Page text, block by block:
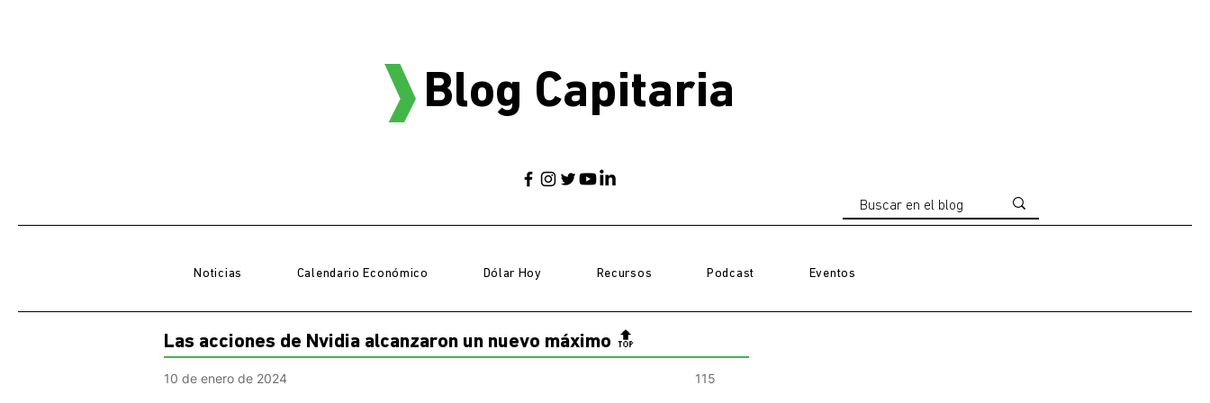
Blog Capitaria
Noticias Calendario Económico Dólar Hoy Recursos Podcast Eventos
Las acciones de Nvidia alcanzaron un nuevo máximo 🔝
10 de enero de 2024 115